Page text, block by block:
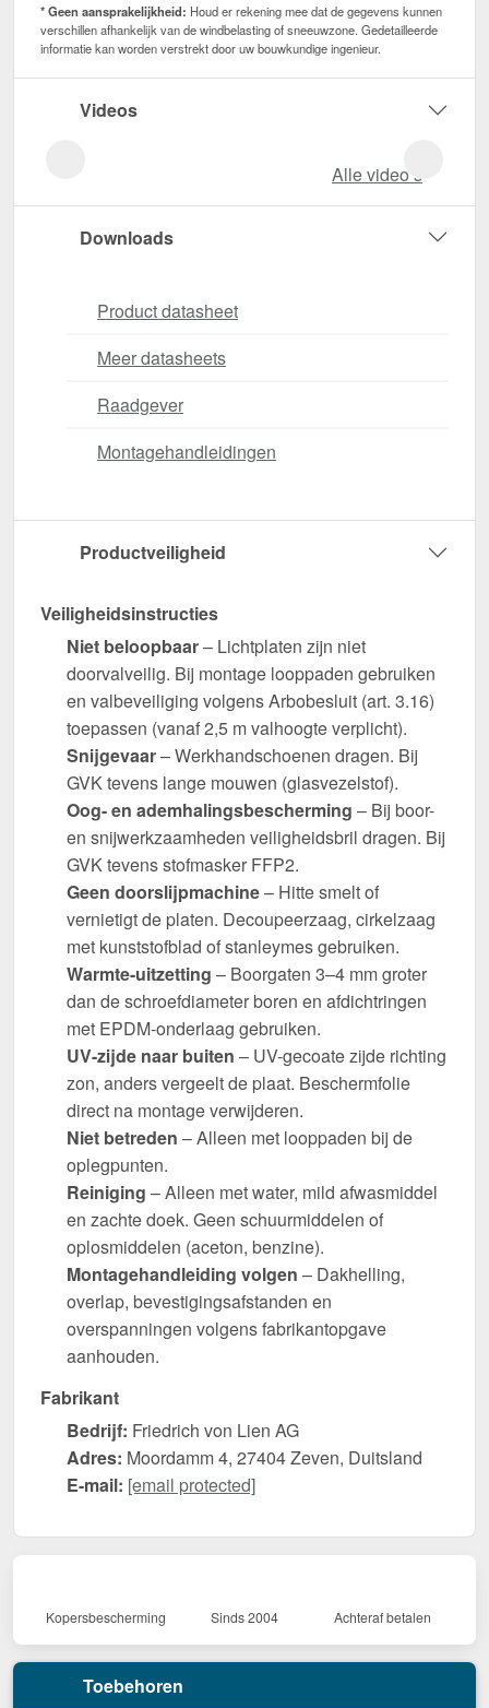
* Geen aansprakelijkheid: Houd er rekening mee dat de gegevens kunnen
verschillen afhankelijk van de windbelasting of sneeuwzone. Gedetailleerde
informatie kan worden verstrekt door uw bouwkundige ingenieur.
Videos
Alle video‘s
Downloads
Product datasheet
Meer datasheets
Raadgever
Montagehandleidingen
Productveiligheid
Veiligheidsinstructies
Niet beloopbaar– Lichtplaten zijn niet
doorvalveilig. Bij montage looppaden gebruiken
en valbeveiliging volgens Arbobesluit (art. 3.16)
toepassen (vanaf 2,5 m valhoogte verplicht).
Snijgevaar– Werkhandschoenen dragen. Bij
GVK tevens lange mouwen (glasvezelstof).
Oog- en ademhalingsbescherming – Bij boor-
en snijwerkzaamheden veiligheidsbril dragen. Bij
GVK tevens stofmasker FFP2.
Geen doorslijpmachine– Hitte smelt of
vernietigt de platen. Decoupeerzaag, cirkelzaag
met kunststofblad of stanleymes gebruiken.
Warmte-uitzetting – Boorgaten 3–4 mm groter
dan de schroefdiameter boren en afdichtringen
met EPDM-onderlaag gebruiken.
UV-zijde naar buiten – UV-gecoate zijde richting
zon, anders vergeelt de plaat. Beschermfolie
direct na montage verwijderen.
Niet betreden – Alleen met looppaden bij de
oplegpunten.
Reiniging – Alleen met water, mild afwasmiddel
en zachte doek. Geen schuurmiddelen of
oplosmiddelen (aceton, benzine).
Montagehandleiding volgen – Dakhelling,
overlap, bevestigingsafstanden en
overspanningen volgens fabrikantopgave
aanhouden.
Fabrikant
Bedrijf: Friedrich von Lien AG
Adres: Moordamm 4, 27404 Zeven, Duitsland
E-mail: [email protected]
Kopersbescherming Sinds 2004 Achteraf betalen
Toebehoren